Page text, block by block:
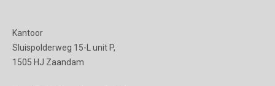
Kantoor
Sluispolderweg 15-L unit P,
1505 HJ Zaandam